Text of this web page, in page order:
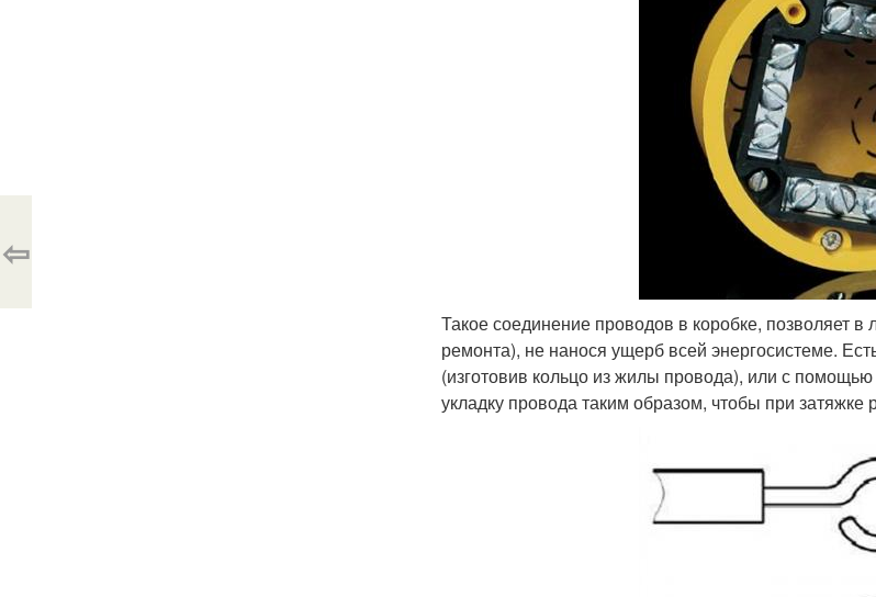
Такое соединение проводов в коробке, позволяет
ремонта), не нанося ущерб всей энергосистеме.
(изготовив кольцо из жилы провода), или с
укладку провода таким образом, чтобы при затяжке
⇦